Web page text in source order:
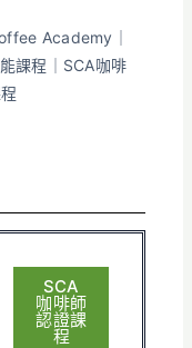
Academy｜
課程｜SCA咖啡
SCA
咖啡師
認證課
程